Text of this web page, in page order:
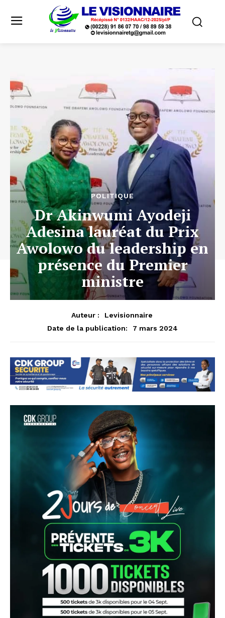
POLITIQUE
Dr Akinwumi Ayodeji
Adesina lauréat du Prix
Awolowo du leadership en
présence du Premier
ministre
Auteur :
Levisionnaire
Date de la publication:
7 mars 2024